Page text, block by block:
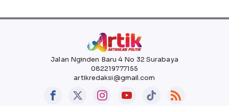
Jalan Nginden Baru 4 No 32 Surabaya
082219777155
artikredaksi@gmail.com